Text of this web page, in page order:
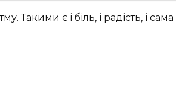
Такими є і біль, і радість, і сама